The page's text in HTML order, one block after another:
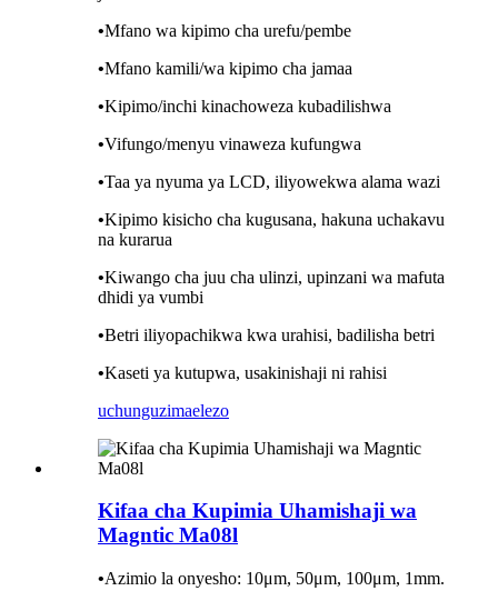
•Mfano wa kipimo cha urefu/pembe
•Mfano kamili/wa kipimo cha jamaa
•Kipimo/inchi kinachoweza kubadilishwa
•Vifungo/menyu vinaweza kufungwa
•Taa ya nyuma ya LCD, iliyowekwa alama wazi
•Kipimo kisicho cha kugusana, hakuna uchakavu
na kurarua
•Kiwango cha juu cha ulinzi, upinzani wa mafuta
dhidi ya vumbi
•Betri iliyopachikwa kwa urahisi, badilisha betri
•Kaseti ya kutupwa, usakinishaji ni rahisi
uchunguzimaelezo
Kifaa cha Kupimia Uhamishaji wa
Magntic Ma08l
•Azimio la onyesho: 10μm, 50μm, 100μm, 1mm.